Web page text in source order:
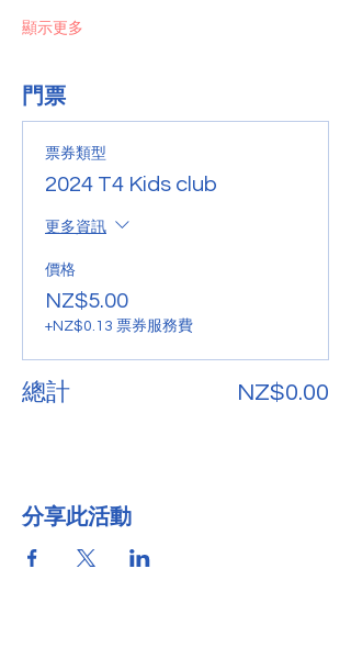
顯示更多
門票
票券類型
2024 T4 Kids club
更多資訊
價格
NZ$5.00
+NZ$0.13 票券服務費
總計 NZ$0.00
分享此活動